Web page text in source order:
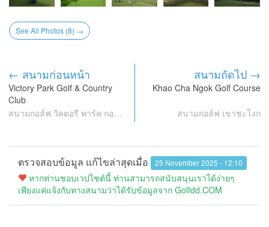
See All Photos (8) →
← สนามก่อนหน้า
Victory Park Golf & Country
Club
สนามกอล์ฟ วิคตอรี พาร์ค กอล์ฟ แอนด์ คันทรี คลับ
สนามถัดไป →
Khao Cha Ngok Golf Course
สนามกอล์ฟ เขาชะโงก
ตรวจสอบข้อมูล แก้ไขล่าสุดเมื่อ 25 November 2025 - 12:10
หากท่านชอบเวปไซต์นี้ ท่านสามารถสนับสนุนเราได้ง่ายๆ
เพียงแค่แจ้งกับทางสนามว่าได้รับข้อมูลจาก Golfdd.COM